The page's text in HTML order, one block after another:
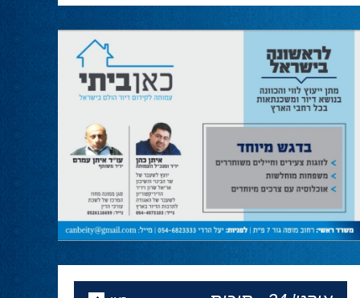
מחל זכתה במנדט אחד בבאר שבע
28.02.24
עו''ד אמנון כהן שעומד בראש רשימת מחל
למועצת העיר זכה במנדט אחד ואילו שמעון
בוקר שהתמודד אף הוא למועצה לא הצליח
להיבחר.
המשבר בליכוד העולמי
23.10.24
האם ההסכם של מיקי זוהר מחזק את הימין או
השמאל? האם ההסכם חוקי או לא?שמירה או
הדחה? ומה יחליט בעתיד המרכז? עוד שנה
בחירות בליכוד העולמי . הכל במגזין המלא - עמ'
ד''ר זידאן - עידן חדש בליכוד ובמשפט